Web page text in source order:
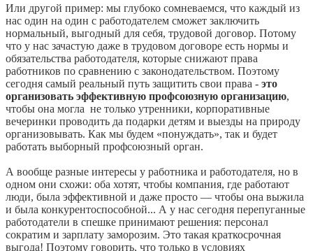
Или другой пример: мы глубоко сомневаемся, что каждый из
нас один на один с работодателем сможет заключить
нормальный, выгодный для себя, трудовой договор. Потому
что у нас зачастую даже в трудовом договоре есть нормы и
обязательства работодателя, которые снижают права
работников по сравнению с законодательством. Поэтому
сегодня самый реальный путь защитить свои права - это
организовать эффективную профсоюзную организацию,
чтобы она могла не только утренники, корпоративные
вечеринки проводить да подарки детям и выезды на природу
организовывать. Как мы будем «понуждать», так и будет
работать выборный профсоюзный орган.
А вообще разные интересы у работника и работодателя, но в
одном они схожи: оба хотят, чтобы компания, где работают
люди, была эффективной и даже просто — чтобы она выжила
и была конкурентоспособной... А у нас сегодня перепуганные
работодатели в спешке принимают решения: персонал
сократим и зарплату заморозим. Это такая краткосрочная
выгода! Поэтому говорить, что только в условиях